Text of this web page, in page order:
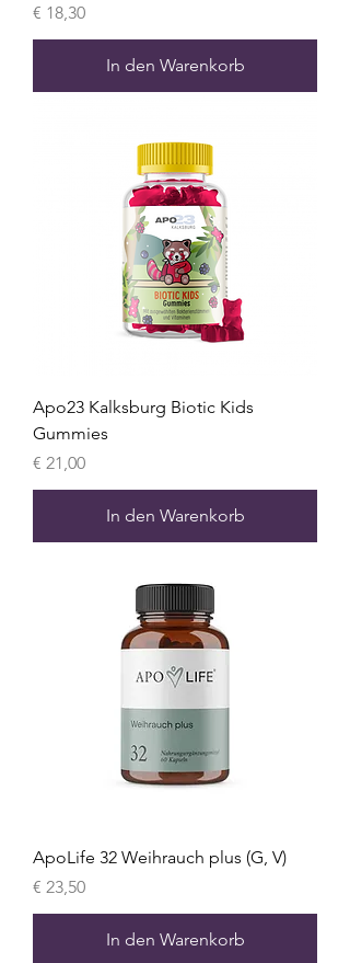
Preis
€ 18,30
In den Warenkorb
Apo23 Kalksburg Biotic Kids
Gummies
Preis
€ 21,00
In den Warenkorb
ApoLife 32 Weihrauch plus (G, V)
Preis
€ 23,50
In den Warenkorb